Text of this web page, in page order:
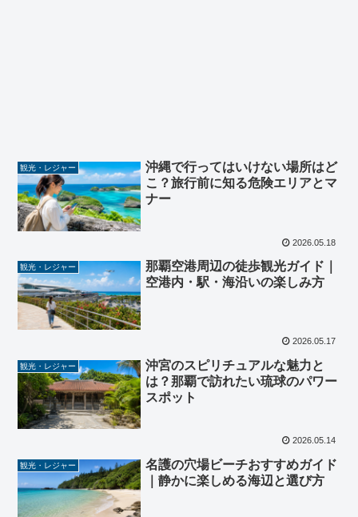
観光・レジャー
沖縄で行ってはいけない場所はど
こ？旅行前に知る危険エリアとマ
ナー
2026.05.18
観光・レジャー
那覇空港周辺の徒歩観光ガイド｜
空港内・駅・海沿いの楽しみ方
2026.05.17
観光・レジャー
沖宮のスピリチュアルな魅力と
は？那覇で訪れたい琉球のパワー
スポット
2026.05.14
観光・レジャー
名護の穴場ビーチおすすめガイド
｜静かに楽しめる海辺と選び方